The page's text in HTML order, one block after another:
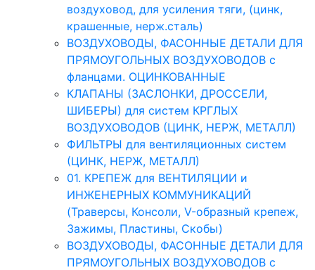
воздуховод, для усиления тяги, (цинк,
крашенные, нерж.сталь)
ВОЗДУХОВОДЫ, ФАСОННЫЕ ДЕТАЛИ ДЛЯ
ПРЯМОУГОЛЬНЫХ ВОЗДУХОВОДОВ с
фланцами. ОЦИНКОВАННЫЕ
КЛАПАНЫ (ЗАСЛОНКИ, ДРОССЕЛИ,
ШИБЕРЫ) для систем КРГЛЫХ
ВОЗДУХОВОДОВ (ЦИНК, НЕРЖ, МЕТАЛЛ)
ФИЛЬТРЫ для вентиляционных систем
(ЦИНК, НЕРЖ, МЕТАЛЛ)
01. КРЕПЕЖ для ВЕНТИЛЯЦИИ и
ИНЖЕНЕРНЫХ КОММУНИКАЦИЙ
(Траверсы, Консоли, V-образный крепеж,
Зажимы, Пластины, Скобы)
ВОЗДУХОВОДЫ, ФАСОННЫЕ ДЕТАЛИ ДЛЯ
ПРЯМОУГОЛЬНЫХ ВОЗДУХОВОДОВ с